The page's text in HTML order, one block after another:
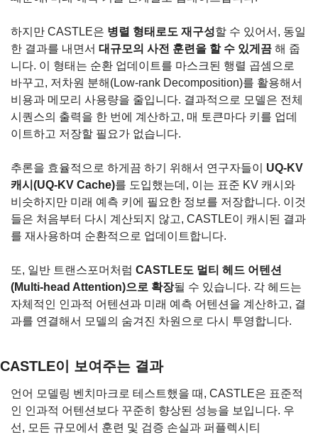
하지만 CASTLE은 병렬 형태로도 재구성할 수 있어서, 동일
한 결과를 내면서 대규모의 사전 훈련을 할 수 있게끔 해 줍
니다. 이 형태는 순환 업데이트를 마스크된 행렬 곱셈으로
바꾸고, 저차원 분해(Low-rank Decomposition)를 활용해서
비용과 메모리 사용량을 줄입니다. 결과적으로 모델은 전체
시퀀스의 출력을 한 번에 계산하고, 매 토큰마다 키를 업데
이트하고 저장할 필요가 없습니다.
추론을 효율적으로 하게끔 하기 위해서 연구자들이 UQ-KV
캐시(UQ-KV Cache)를 도입했는데, 이는 표준 KV 캐시와
비슷하지만 미래 예측 키에 필요한 정보를 저장합니다. 이것
들은 처음부터 다시 계산되지 않고, CASTLE이 캐시된 결과
를 재사용하며 순환적으로 업데이트합니다.
또, 일반 트랜스포머처럼 CASTLE도 멀티 헤드 어텐션
(Multi-head Attention)으로 확장될 수 있습니다. 각 헤드는
자체적인 인과적 어텐션과 미래 예측 어텐션을 계산하고, 결
과를 연결해서 모델의 숨겨진 차원으로 다시 투영합니다.
CASTLE이 보여주는 결과
언어 모델링 벤치마크로 테스트했을 때, CASTLE은 표준적
인 인과적 어텐션보다 꾸준히 향상된 성능을 보입니다. 우
선, 모든 규모에서 훈련 및 검증 손실과 퍼플렉시티